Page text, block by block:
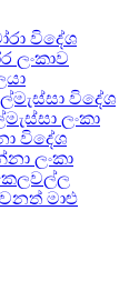
විදේශ
ලංකාව
විදේශ
ලංකා
විදේශ
ලංකා
කෙලවල්ල
මාළු